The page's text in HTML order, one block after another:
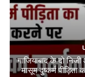
गाजियाबाद के दो
मासूम दुष्कर्म